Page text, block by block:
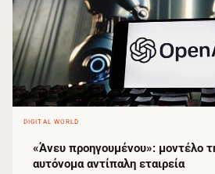
DIGITAL WORLD
«Άνευ προηγουμένου»: μοντέλο
αυτόνομα αντίπαλη εταιρεία